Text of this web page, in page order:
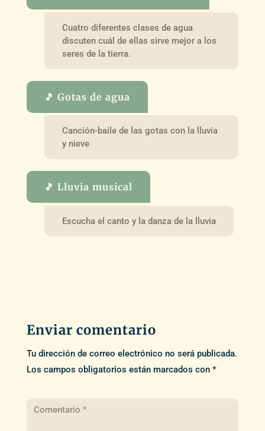
Cuatro diferentes clases de agua
discuten cuál de ellas sirve mejor a los
seres de la tierra.
🎵 Gotas de agua
Canción-baile de las gotas con la lluvia
y nieve
🎵 Lluvia musical
Escucha el canto y la danza de la lluvia
Enviar comentario
Tu dirección de correo electrónico no será publicada.
Los campos obligatorios están marcados con *